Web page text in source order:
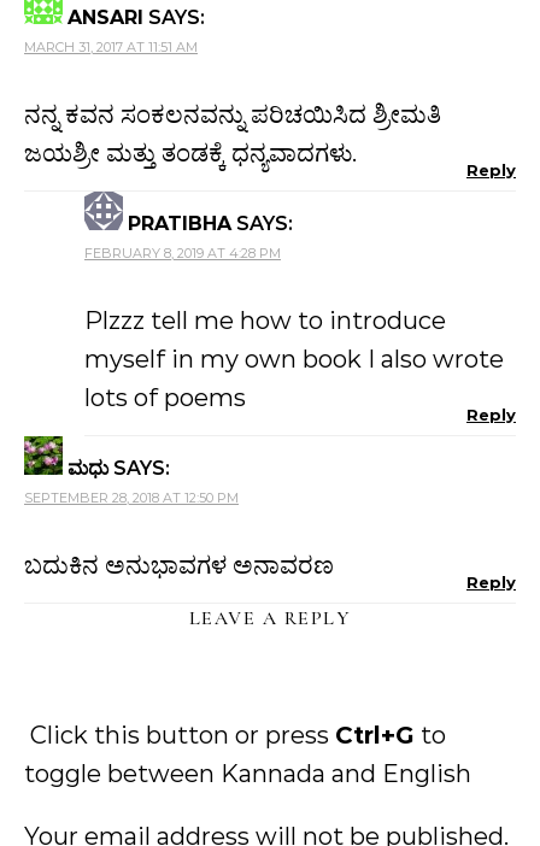
ANSARI SAYS:
MARCH 31, 2017 AT 11:51 AM
ನನ್ನ ಕವನ ಸಂಕಲನವನ್ನು ಪರಿಚಯಿಸಿದ ಶ್ರೀಮತಿ
ಜಯಶ್ರೀ ಮತ್ತು ತಂಡಕ್ಕೆ ಧನ್ಯವಾದಗಳು.
Reply
PRATIBHA SAYS:
FEBRUARY 8, 2019 AT 4:28 PM
Plzzz tell me how to introduce
myself in my own book I also wrote
lots of poems
Reply
ಮಧು SAYS:
SEPTEMBER 28, 2018 AT 12:50 PM
ಬದುಕಿನ ಅನುಭಾವಗಳ ಅನಾವರಣ
Reply
LEAVE A REPLY
Click this button or press Ctrl+G to
toggle between Kannada and English
Your email address will not be published.